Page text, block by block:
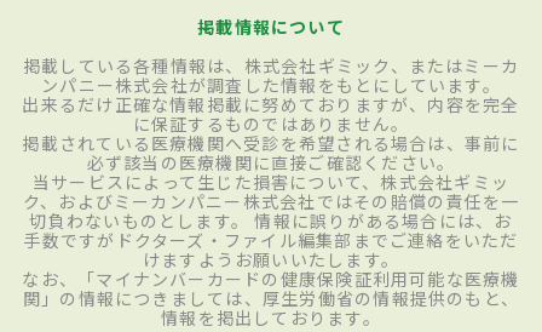
掲載情報について
掲載している各種情報は、株式会社ギミック、またはミーカ
ンパニー株式会社が調査した情報をもとにしています。
出来るだけ正確な情報掲載に努めておりますが、内容を完全
に保証するものではありません。
掲載されている医療機関へ受診を希望される場合は、事前に
必ず該当の医療機関に直接ご確認ください。
当サービスによって生じた損害について、株式会社ギミッ
ク、およびミーカンパニー株式会社ではその賠償の責任を一
切負わないものとします。 情報に誤りがある場合には、お
手数ですがドクターズ・ファイル編集部までご連絡をいただ
けますようお願いいたします。
なお、「マイナンバーカードの健康保険証利用可能な医療機
関」の情報につきましては、厚生労働省の情報提供のもと、
情報を掲出しております。